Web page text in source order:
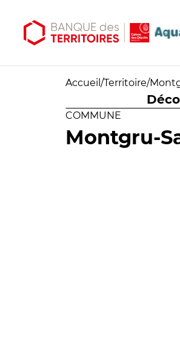
Accueil /Territoire/
COMMUNE
Montgru-